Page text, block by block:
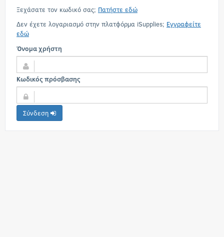
Ξεχάσατε τον κωδικό σας; Πατήστε εδώ
Δεν έχετε λογαριασμό στην πλατφόρμα iSupplies; Εγγραφείτε
εδώ
Όνομα χρήστη
Κωδικός πρόσβασης
Σύνδεση